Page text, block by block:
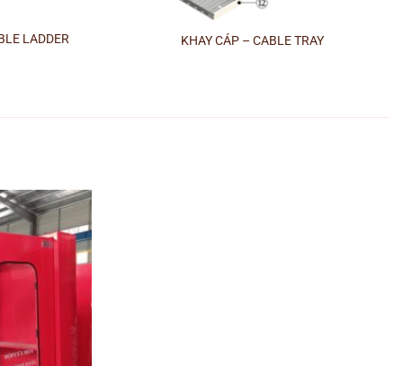
LADDER KHAY CÁP – CABLE TRAY